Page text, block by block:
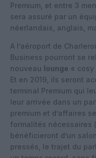
Premium, et entre 3
sera assuré par un
néerlandais, anglais,
A l’aéroport de
Business pourront se
nouveau lounge « cosy
Et en 2019, ils seront
terminal Premium qui
leur arrivée dans un
premium et d’affaires
formalités nécessaires
bénéficieront d’un
pressés, le trajet du